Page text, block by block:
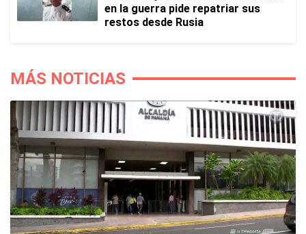
en la guerra pide repatriar sus
restos desde Rusia
MÁS NOTICIAS